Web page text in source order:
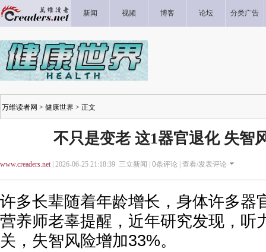
新闻 视频 博客 论坛 分类广告
万维读者网 > 健康世界 > 正文
不只是变老 这1器官退化 失智
www.creaders.net| 2026-06-25 21:18:39 三立新闻 | 0条评论 | 查看/发表评论
许多长辈随着年龄增长，身体许多器
营养师老辜提醒，近年研究发现，听
关，失智风险增加33%。